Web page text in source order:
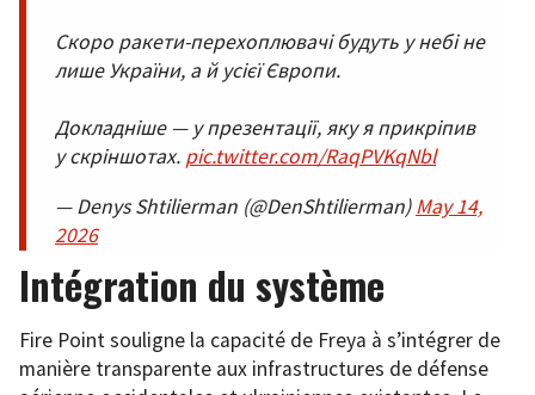
Скоро ракети-перехоплювачі будуть у небі не
лише України, а й усієї Європи.
Докладніше — у презентації, яку я прикріпив
у скріншотах. pic.twitter.com/RaqPVKqNbl
— Denys Shtilierman (@DenShtilierman)May 14,
2026
Intégration du système
Fire Point souligne la capacité de Freya à s’intégrer de
manière transparente aux infrastructures de défense